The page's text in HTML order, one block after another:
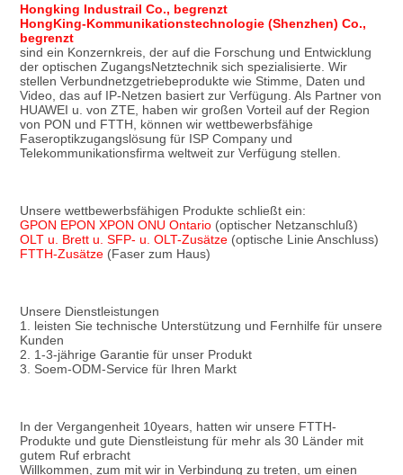
Hongking Industrail Co., begrenzt
HongKing-Kommunikationstechnologie (Shenzhen) Co.,
begrenzt
sind ein Konzernkreis, der auf die Forschung und Entwicklung
der optischen ZugangsNetztechnik sich spezialisierte. Wir
stellen Verbundnetzgetriebeprodukte wie Stimme, Daten und
Video, das auf IP-Netzen basiert zur Verfügung. Als Partner von
HUAWEI u. von ZTE, haben wir großen Vorteil auf der Region
von PON und FTTH, können wir wettbewerbsfähige
Faseroptikzugangslösung für ISP Company und
Telekommunikationsfirma weltweit zur Verfügung stellen.
Unsere wettbewerbsfähigen Produkte schließt ein:
GPON EPON XPON ONU Ontario (optischer Netzanschluß)
OLT u. Brett u. SFP- u. OLT-Zusätze (optische Linie Anschluss)
FTTH-Zusätze (Faser zum Haus)
Unsere Dienstleistungen
1. leisten Sie technische Unterstützung und Fernhilfe für unsere
Kunden
2. 1-3-jährige Garantie für unser Produkt
3. Soem-ODM-Service für Ihren Markt
In der Vergangenheit 10years, hatten wir unsere FTTH-
Produkte und gute Dienstleistung für mehr als 30 Länder mit
gutem Ruf erbracht
Willkommen, zum mit wir in Verbindung zu treten, um einen